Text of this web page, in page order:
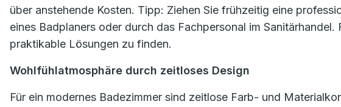
über anstehende Kosten. Tipp: Ziehen Sie frühzeitig eine
eines Badplaners oder durch das Fachpersonal im
praktikable Lösungen zu finden.
Wohlfühlatmosphäre durch zeitloses Design
Für ein modernes Badezimmer sind zeitlose Farb- und